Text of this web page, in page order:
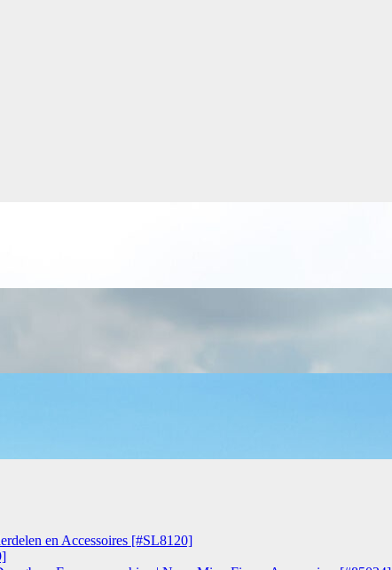
en Accessoires [#SL8120]